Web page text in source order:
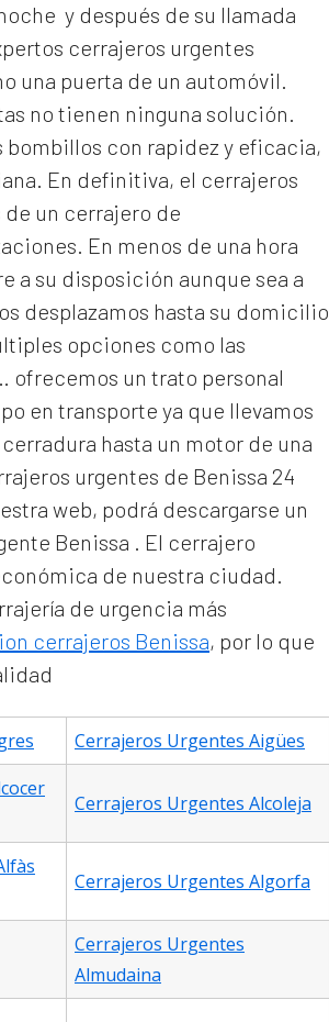
y después de su llamada
cerrajeros urgentes
una puerta de un automóvil.
no tienen ninguna solución.
bombillos con rapidez y eficacia,
En definitiva, el cerrajeros
un cerrajero de
En menos de una hora
a su disposición aunque sea a
desplazamos hasta su domicilio
opciones como las
ofrecemos un trato personal
en transporte ya que llevamos
hasta un motor de una
urgentes de Benissa 24
web, podrá descargarse un
Benissa . El cerrajero
de nuestra ciudad.
de urgencia más
cerrajeros Benissa, por lo que
Cerrajeros Urgentes Aigües
Cerrajeros Urgentes Alcoleja
Cerrajeros Urgentes Algorfa
Cerrajeros Urgentes
Almudaina